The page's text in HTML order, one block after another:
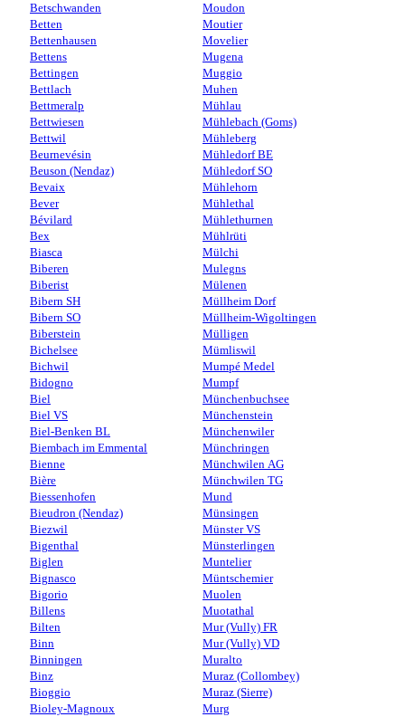
Betschwanden
Betten
Bettenhausen
Bettens
Bettingen
Bettlach
Bettmeralp
Bettwiesen
Bettwil
Beurnevésin
Beuson (Nendaz)
Bevaix
Bever
Bévilard
Bex
Biasca
Biberen
Biberist
Bibern SH
Bibern SO
Biberstein
Bichelsee
Bichwil
Bidogno
Biel
Biel VS
Biel-Benken BL
Biembach im Emmental
Bienne
Bière
Biessenhofen
Bieudron (Nendaz)
Biezwil
Bigenthal
Biglen
Bignasco
Bigorio
Billens
Bilten
Binn
Binningen
Binz
Bioggio
Bioley-Magnoux
Moudon
Moutier
Movelier
Mugena
Muggio
Muhen
Mühlau
Mühlebach (Goms)
Mühleberg
Mühledorf BE
Mühledorf SO
Mühlehorn
Mühlethal
Mühlethurnen
Mühlrüti
Mülchi
Mulegns
Mülenen
Müllheim Dorf
Müllheim-Wigoltingen
Mülligen
Mümliswil
Mumpé Medel
Mumpf
Münchenbuchsee
Münchenstein
Münchenwiler
Münchringen
Münchwilen AG
Münchwilen TG
Mund
Münsingen
Münster VS
Münsterlingen
Muntelier
Müntschemier
Muolen
Muotathal
Mur (Vully) FR
Mur (Vully) VD
Muralto
Muraz (Collombey)
Muraz (Sierre)
Murg